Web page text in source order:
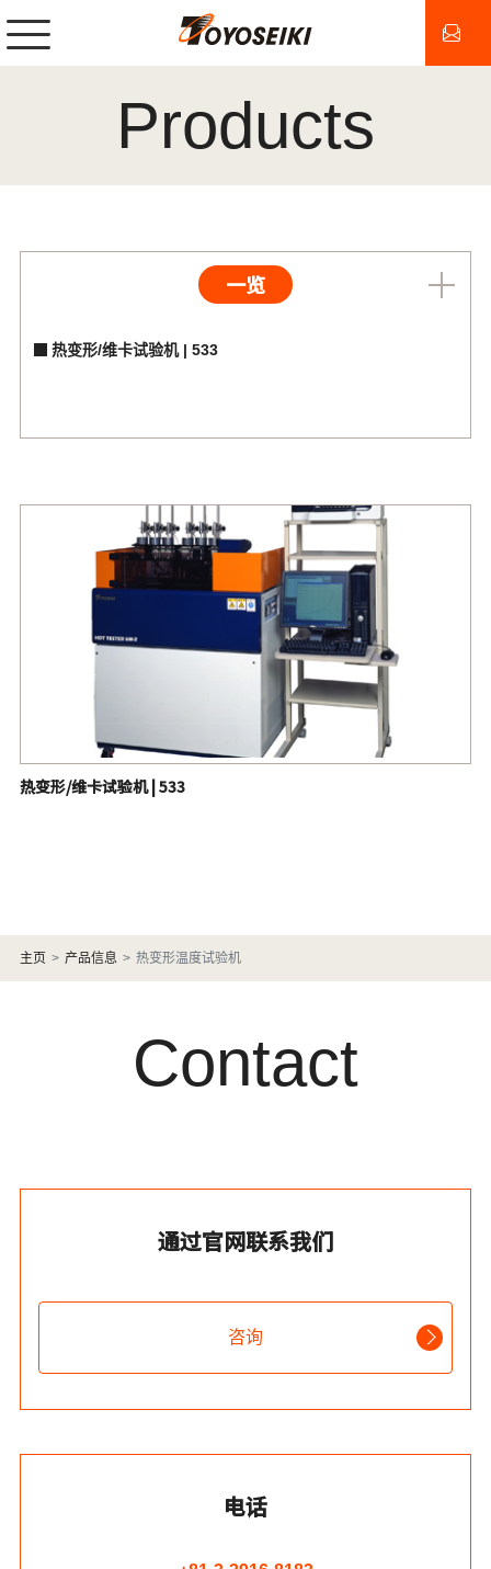
Products
一览
热变形/维卡试验机 | 533
热变形/维卡试验机 | 533
主页 产品信息 热变形温度试验机
Contact
通过官网联系我们
咨询
电话